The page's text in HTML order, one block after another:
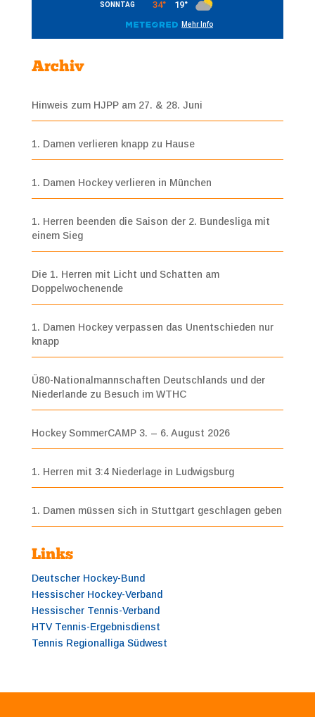
Archiv
Hinweis zum HJPP am 27. & 28. Juni
1. Damen verlieren knapp zu Hause
1. Damen Hockey verlieren in München
1. Herren beenden die Saison der 2. Bundesliga mit
einem Sieg
Die 1. Herren mit Licht und Schatten am
Doppelwochenende
1. Damen Hockey verpassen das Unentschieden nur
knapp
Ü80-Nationalmannschaften Deutschlands und der
Niederlande zu Besuch im WTHC
Hockey SommerCAMP 3. – 6. August 2026
1. Herren mit 3:4 Niederlage in Ludwigsburg
1. Damen müssen sich in Stuttgart geschlagen geben
Links
Deutscher Hockey-Bund
Hessischer Hockey-Verband
Hessischer Tennis-Verband
HTV Tennis-Ergebnisdienst
Tennis Regionalliga Südwest